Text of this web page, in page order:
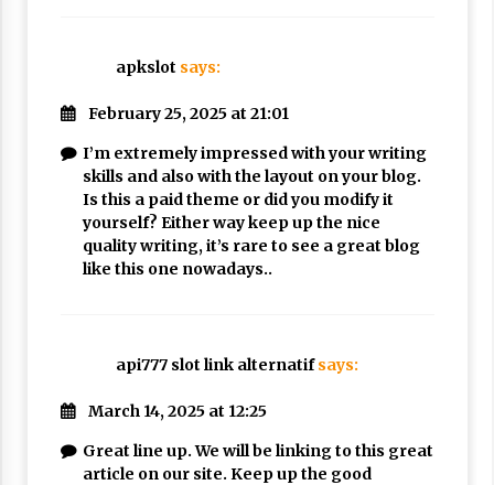
apkslot says:
February 25, 2025 at 21:01
I’m extremely impressed with your writing
skills and also with the layout on your blog.
Is this a paid theme or did you modify it
yourself? Either way keep up the nice
quality writing, it’s rare to see a great blog
like this one nowadays..
api777 slot link alternatif says:
March 14, 2025 at 12:25
Great line up. We will be linking to this great
article on our site. Keep up the good